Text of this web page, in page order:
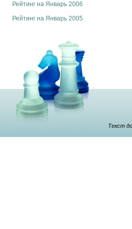
Рейтинг на Январь 2006
Рейтинг на Январь 2005
Текст